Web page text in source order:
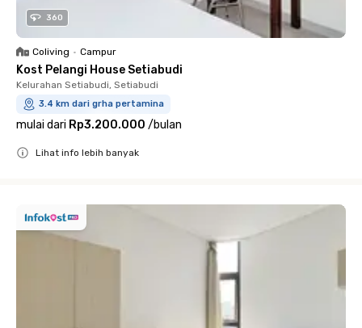
360
Coliving • Campur
Kost Pelangi House Setiabudi
Kelurahan Setiabudi, Setiabudi
3.4 km dari grha pertamina
mulai dari Rp3.200.000 /bulan
Lihat info lebih banyak